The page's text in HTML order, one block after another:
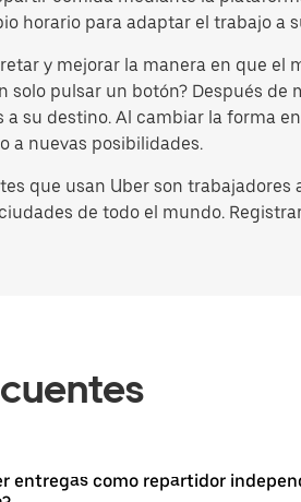
horario para adaptar el trabajo a
y mejorar la manera en que el
solo pulsar un botón? Después
a su destino. Al cambiar la forma
a nuevas posibilidades.
que usan Uber son
de todo el mundo.
entregas como repartidor